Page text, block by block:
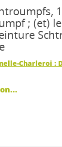
; (et)
Charleroi :